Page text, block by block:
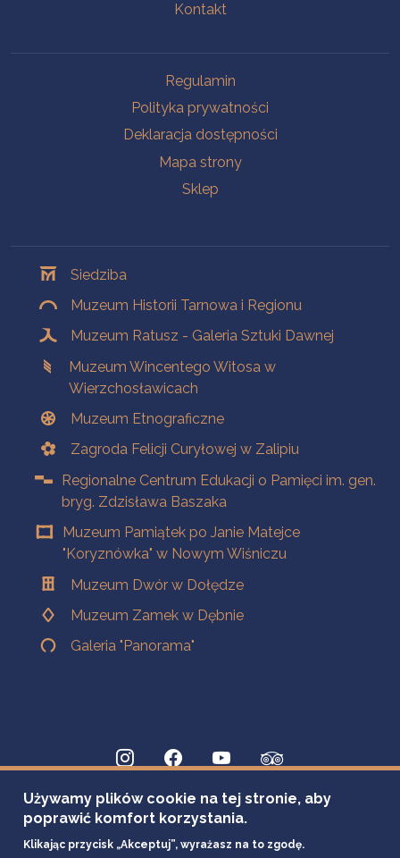
Kontakt
Regulamin
Polityka prywatności
Deklaracja dostępności
Mapa strony
Sklep
Siedziba
Muzeum Historii Tarnowa i Regionu
Muzeum Ratusz - Galeria Sztuki Dawnej
Muzeum Wincentego Witosa w
Wierzchosławicach
Muzeum Etnograficzne
Zagroda Felicji Curyłowej w Zalipiu
Regionalne Centrum Edukacji o Pamięci im. gen.
bryg. Zdzisława Baszaka
Muzeum Pamiątek po Janie Matejce
"Koryznówka" w Nowym Wiśniczu
Muzeum Dwór w Dołędze
Muzeum Zamek w Dębnie
Galeria "Panorama"
Używamy plików cookie na tej stronie, aby
poprawić komfort korzystania.
Klikając przycisk „Akceptuj”, wyrażasz na to zgodę.